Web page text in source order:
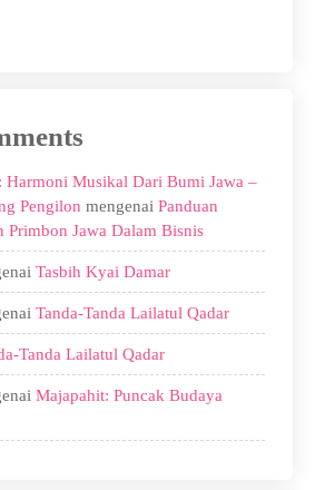
Harmoni Musikal Dari Bumi Jawa –
Pengilon mengenai Panduan
Primbon Jawa Dalam Bisnis
Tasbih Kyai Damar
Tanda-Tanda Lailatul Qadar
Tanda Lailatul Qadar
Majapahit: Puncak Budaya